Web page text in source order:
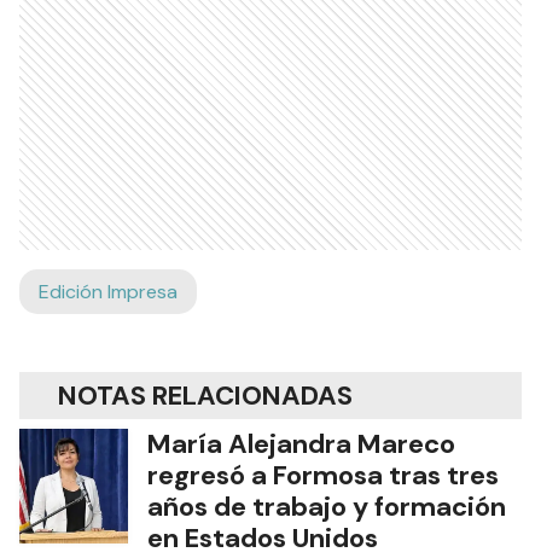
Edición Impresa
NOTAS RELACIONADAS
María Alejandra Mareco
regresó a Formosa tras tres
años de trabajo y formación
en Estados Unidos